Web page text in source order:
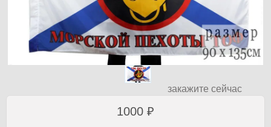
закажите сейчас
1000 ₽